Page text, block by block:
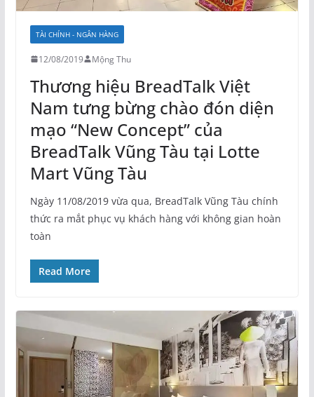
TÀI CHÍNH - NGÂN HÀNG
12/08/2019 Mộng Thu
Thương hiệu BreadTalk Việt
Nam tưng bừng chào đón diện
mạo “New Concept” của
BreadTalk Vũng Tàu tại Lotte
Mart Vũng Tàu
Ngày 11/08/2019 vừa qua, BreadTalk Vũng Tàu chính
thức ra mắt phục vụ khách hàng với không gian hoàn
toàn
Read More